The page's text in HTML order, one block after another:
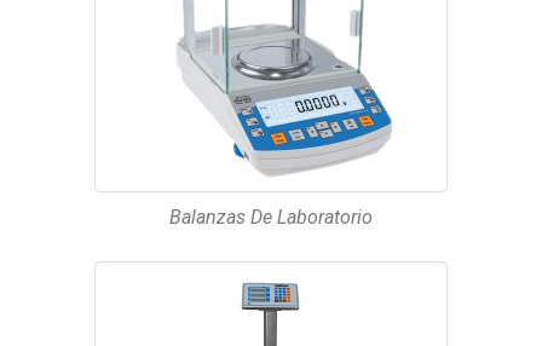
Balanzas De Laboratorio